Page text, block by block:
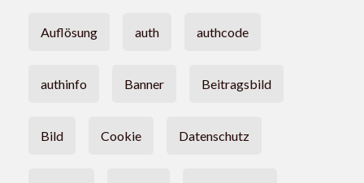
Auflösung auth authcode
authinfo Banner Beitragsbild
Bild Cookie Datenschutz